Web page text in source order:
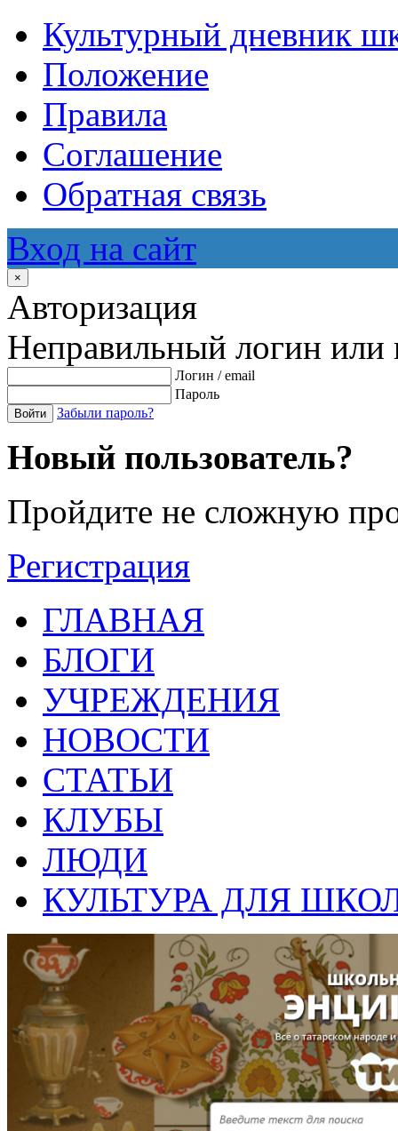
Культурный дневник
Положение
Правила
Соглашение
Обратная связь
Вход на сайт
×
Авторизация
Неправильный логин или
Логин / email
Пароль
Войти Забыли пароль?
Новый пользователь?
Пройдите не сложную
Регистрация
ГЛАВНАЯ
БЛОГИ
УЧРЕЖДЕНИЯ
НОВОСТИ
СТАТЬИ
КЛУБЫ
ЛЮДИ
КУЛЬТУРА ДЛЯ